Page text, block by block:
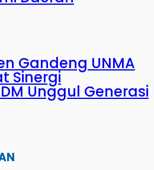
Gandeng UNMA
Sinergi
Unggul Generasi